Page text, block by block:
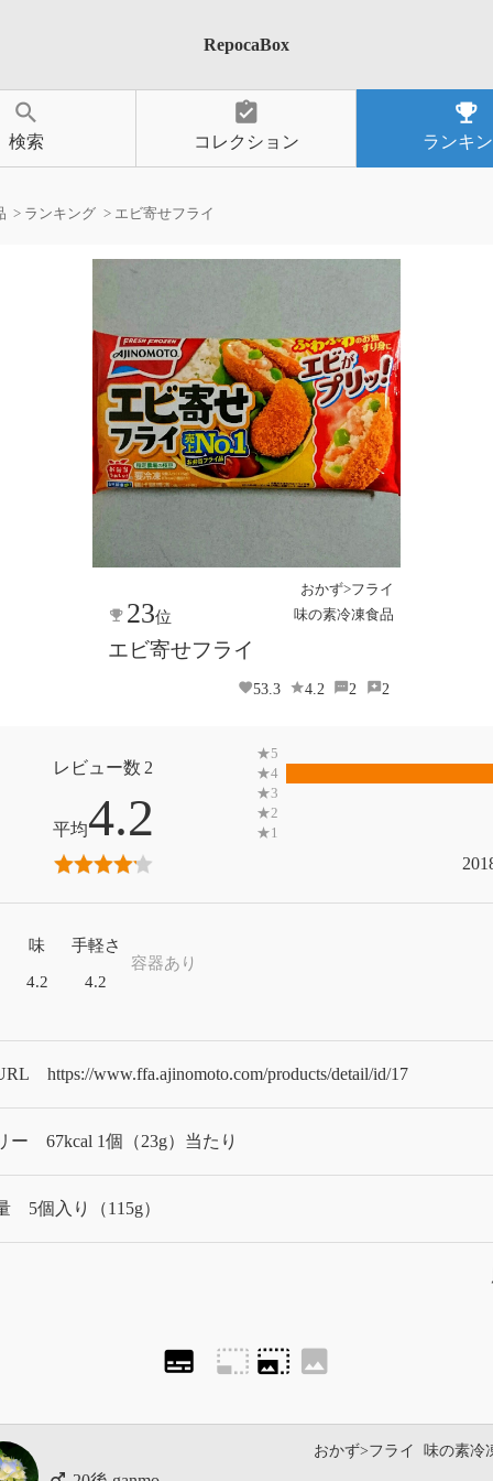
RepocaBox
search
検索
assignment_turned_in
コレクション
emoji_events
ランキ
ランキング エビ寄せフライ
おかず>フライ
味の素冷凍食品
23位
エビ寄せフライ
53.3 4.2 2 2
2
4.2
味
4.2
手軽さ
4.2
容器あり
https://www.ffa.ajinomoto.com/products/detail/id/17
ー 67kcal 1個（23g）当たり
5個入り（115g）
subtitles photo_size_select_small photo_size_select_large image
おかず>フライ 味の素冷